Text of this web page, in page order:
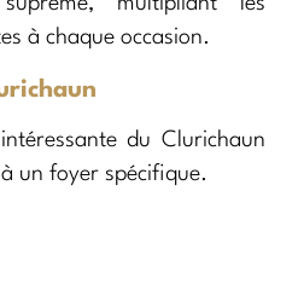
à chaque occasion.
du Clurichaun
un foyer spécifique.